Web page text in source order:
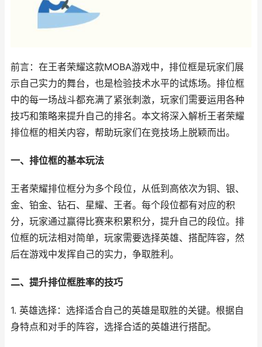
前言：在王者荣耀这款MOBA游戏中，排位框是玩家们展
示自己实力的舞台，也是检验技术水平的试炼场。排位框
中的每一场战斗都充满了紧张刺激，玩家们需要运用各种
技巧和策略来提升自己的排名。本文将深入解析王者荣耀
排位框的相关内容，帮助玩家们在竞技场上脱颖而出。
一、排位框的基本玩法
王者荣耀排位框分为多个段位，从低到高依次为铜、银、
金、铂金、钻石、星耀、王者。每个段位都有对应的积
分，玩家通过赢得比赛来积累积分，提升自己的段位。排
位框的玩法相对简单，玩家需要选择英雄、搭配阵容，然
后在游戏中发挥自己的实力，争取胜利。
二、提升排位框胜率的技巧
1. 英雄选择：选择适合自己的英雄是取胜的关键。根据自
身特点和对手的阵容，选择合适的英雄进行搭配。